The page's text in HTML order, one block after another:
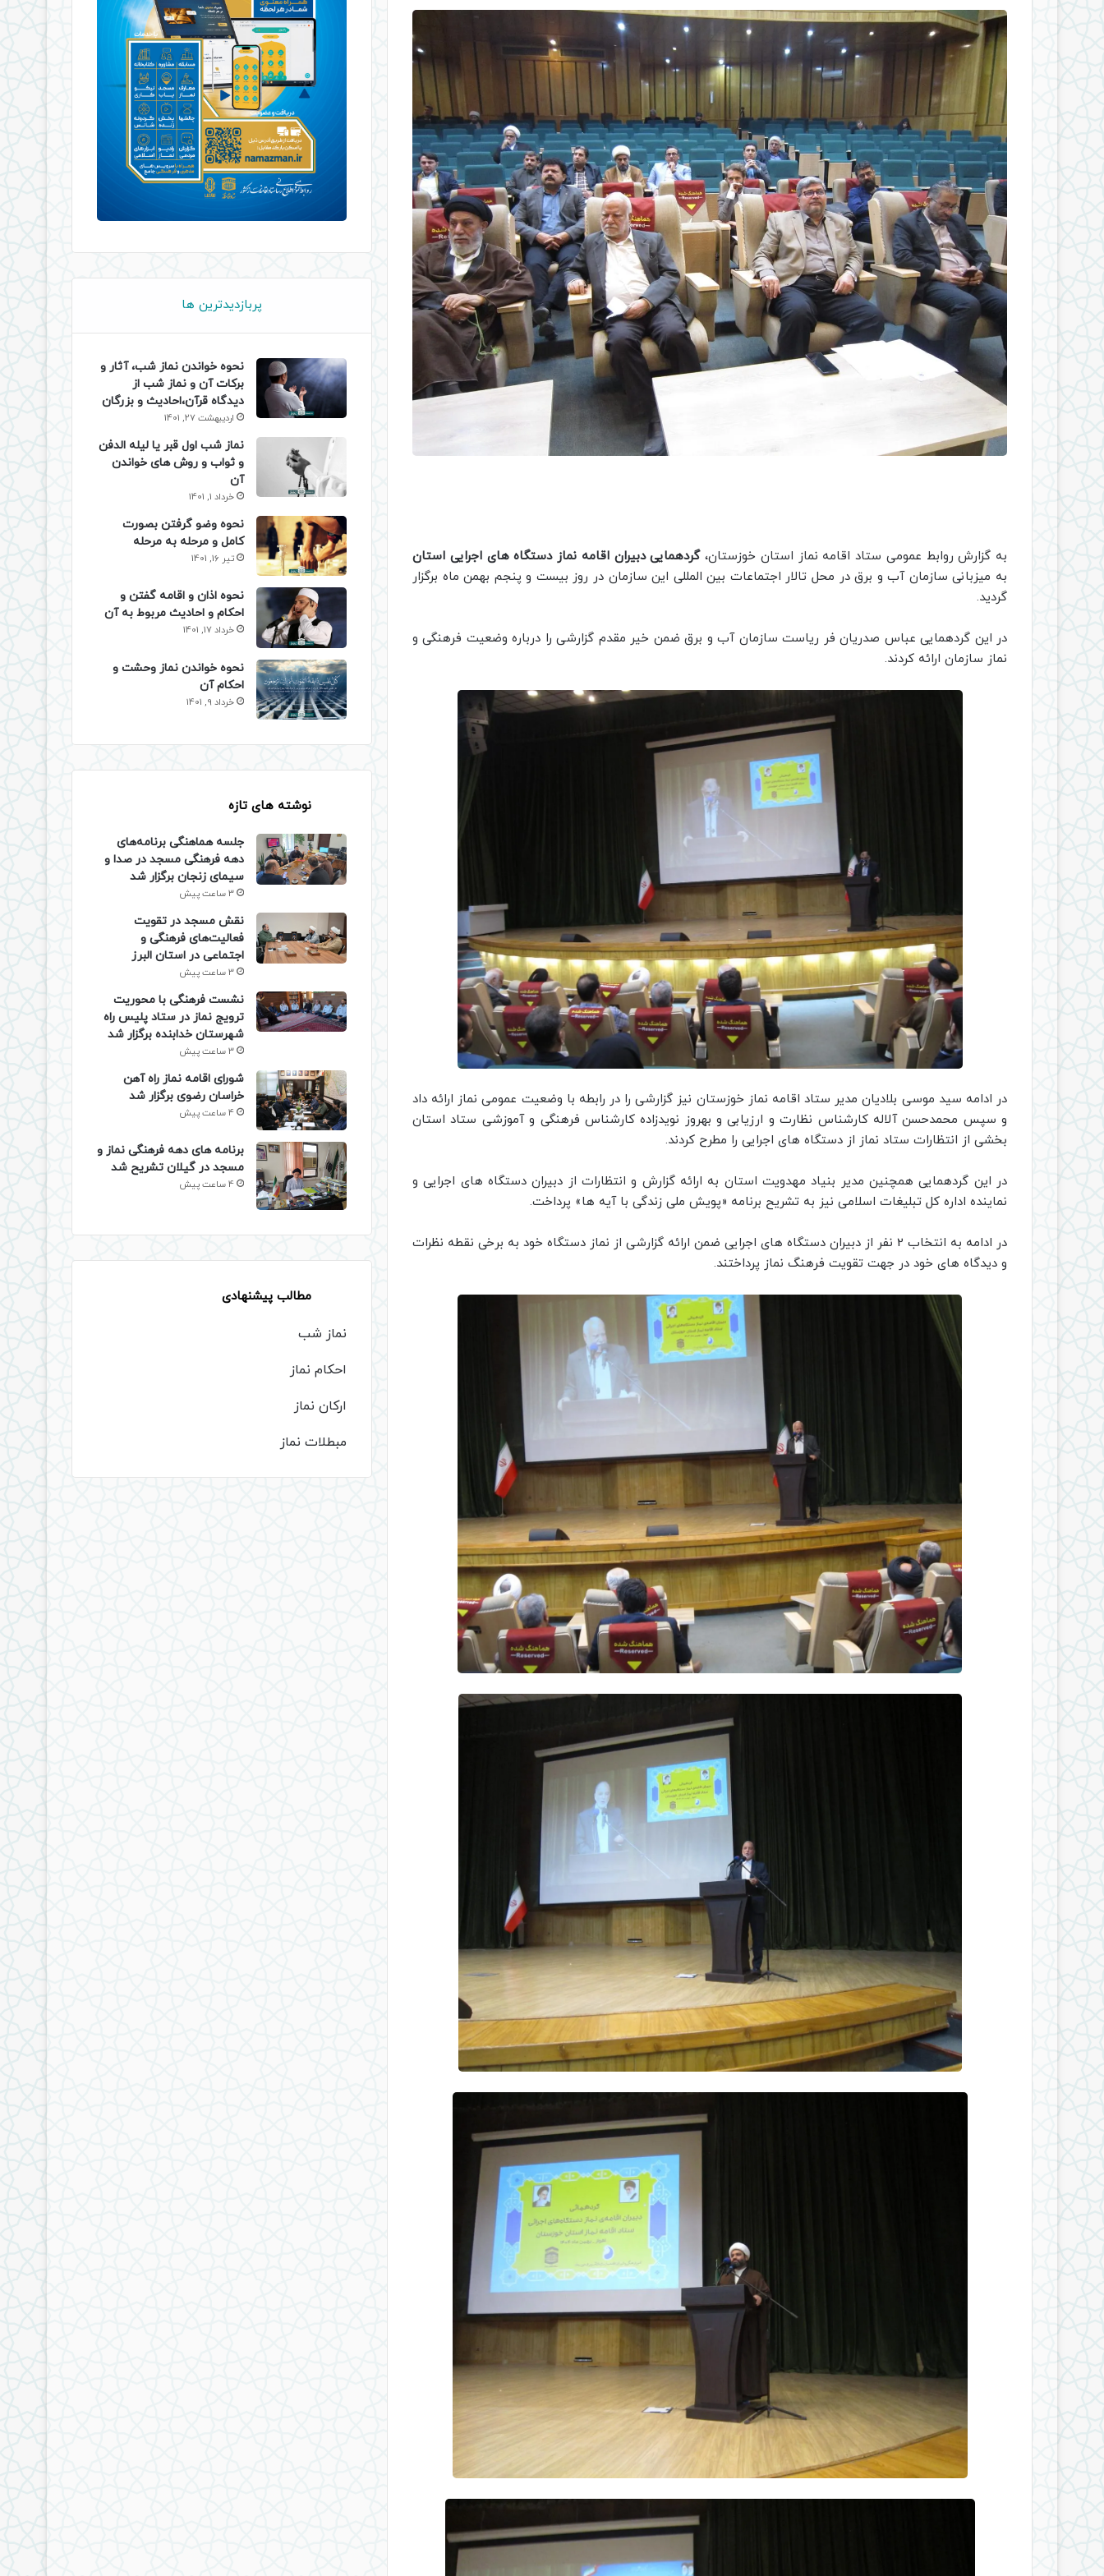
به گزارش روابط عمومی ستاد اقامه نماز استان خوزستان،گردهمایی دبیران اقامه نماز دستگاه های اجرایی استان
به میزبانی سازمان آب و برق در محل تالار اجتماعات بین المللی این سازمان در روز بیست و پنجم بهمن ماه برگزار
گردید.
در این گردهمایی عباس صدریان فر ریاست سازمان آب و برق ضمن خیر مقدم گزارشی را درباره وضعیت فرهنگی و
نماز سازمان ارائه کردند.
در ادامه سید موسی بلادیان مدیر ستاد اقامه نماز خوزستان نیز گزارشی را در رابطه با وضعیت عمومی نماز ارائه داد
و سپس محمدحسن آلاله کارشناس نظارت و ارزیابی و بهروز نویدزاده کارشناس فرهنگی و آموزشی ستاد استان
بخشی از انتظارات ستاد نماز از دستگاه های اجرایی را مطرح کردند.
در این گردهمایی همچنین مدیر بنیاد مهدویت استان به ارائه گزارش و انتظارات از دبیران دستگاه های اجرایی و
نماینده اداره کل تبلیغات اسلامی نیز به تشریح برنامه «پویش ملی زندگی با آیه ها» پرداخت.
در ادامه به انتخاب 2 نفر از دبیران دستگاه های اجرایی ضمن ارائه گزارشی از نماز دستگاه خود به برخی نقطه نظرات
و دیدگاه های خود در جهت تقویت فرهنگ نماز پرداختند.
پربازدیدترین ها
نحوه خواندن نماز شب، آثار و
برکات آن و نماز شب از
دیدگاه قرآن،احادیث و بزرگان
اردیبهشت 27, 1401
نماز شب اول قبر یا لیله الدفن
و ثواب و روش های خواندن
آن
خرداد 1, 1401
نحوه وضو گرفتن بصورت
کامل و مرحله به مرحله
تیر 16, 1401
نحوه اذان و اقامه گفتن و
احکام و احادیث مربوط به آن
خرداد 17, 1401
نحوه خواندن نماز وحشت و
احکام آن
خرداد 9, 1401
نوشته های تازه
جلسه هماهنگی برنامه‌های
دهه فرهنگی مسجد در صدا و
سیمای زنجان برگزار شد
3 ساعت پیش
نقش مسجد در تقویت
فعالیت‌های فرهنگی و
اجتماعی در استان البرز
3 ساعت پیش
نشست فرهنگی با محوریت
ترویج نماز در ستاد پلیس راه
شهرستان خدابنده برگزار شد
3 ساعت پیش
شورای اقامه نماز راه آهن
خراسان رضوی برگزار شد
4 ساعت پیش
برنامه های دهه فرهنگی نماز و
مسجد در گیلان تشریح شد
4 ساعت پیش
مطالب پیشنهادی
نماز شب
احکام نماز
ارکان نماز
مبطلات نماز